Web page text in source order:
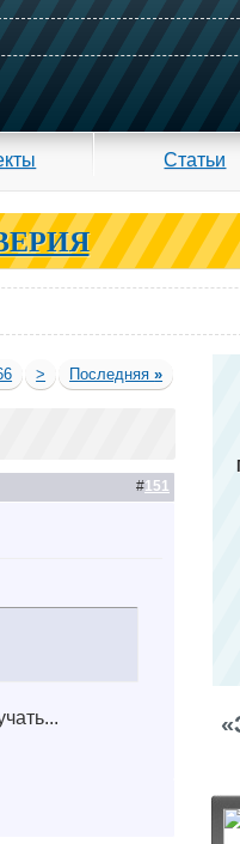
Статьи
> Последняя»
#151